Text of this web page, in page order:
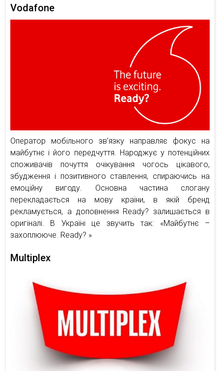
Vodafone
Оператор мобільного зв’язку направляє фокус на
майбутнє і його передчуття. Народжує у потенційних
споживачів почуття очікування чогось цікавого,
збудження і позитивного ставлення, спираючись на
емоційну вигоду. Основна частина слогану
перекладається на мову країни, в якій бренд
рекламується, а доповнення Ready? залишається в
оригіналі. В Україні це звучить так: «Майбутнє –
захоплююче. Ready? »
Multiplex